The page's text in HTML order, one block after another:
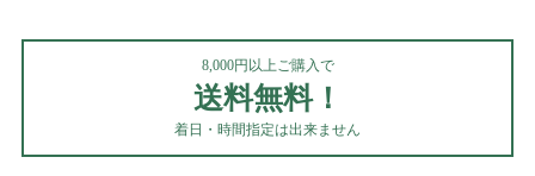
8,000円以上ご購入で
送料無料！
着日・時間指定は出来ません